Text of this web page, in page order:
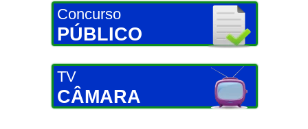
Concurso
PÚBLICO
TV
CÂMARA